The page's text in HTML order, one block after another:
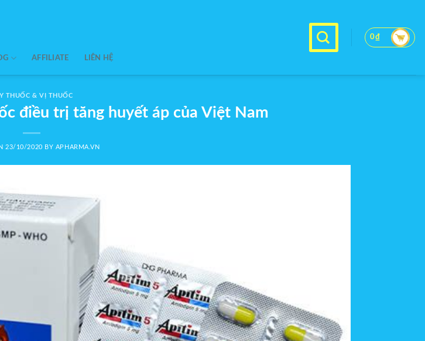
AFFILIATE LIÊN HỆ
0₫
THUỐC & VỊ THUỐC
điều trị tăng huyết áp của Việt Nam
23/10/2020 BY APHARMA.VN